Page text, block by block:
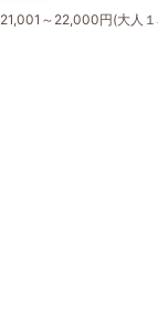
21,001～22,000円(大人